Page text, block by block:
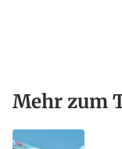
Mehr zum